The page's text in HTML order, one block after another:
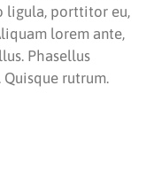
ligula, porttitor eu,
lorem ante,
Phasellus
rutrum.